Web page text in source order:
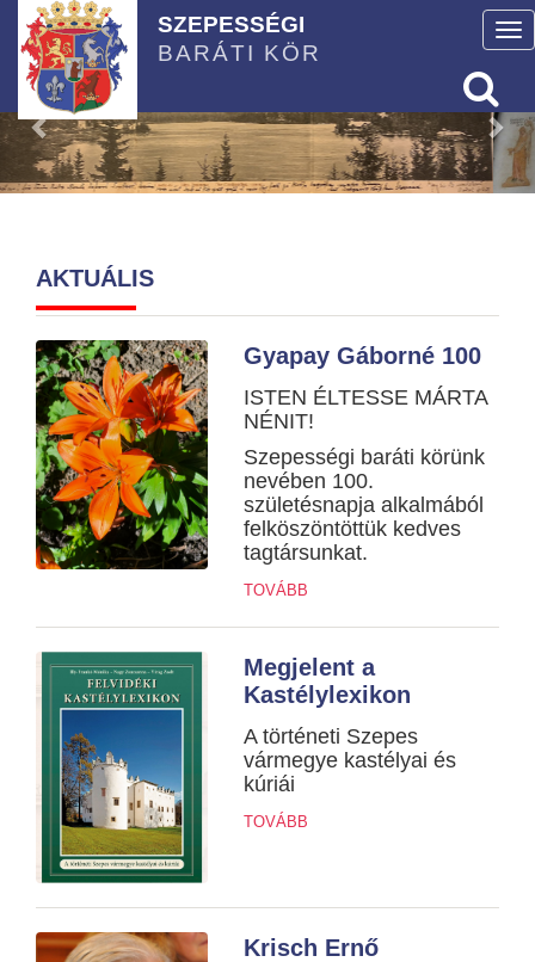
SZEPESSÉGI
BARÁTI KÖR
AKTUÁLIS
Gyapay Gáborné 100
ISTEN ÉLTESSE MÁRTA
NÉNIT!
Szepességi baráti körünk
nevében 100.
születésnapja alkalmából
felköszöntöttük kedves
tagtársunkat.
TOVÁBB
Megjelent a
Kastélylexikon
A történeti Szepes
vármegye kastélyai és
kúriái
TOVÁBB
Krisch Ernő